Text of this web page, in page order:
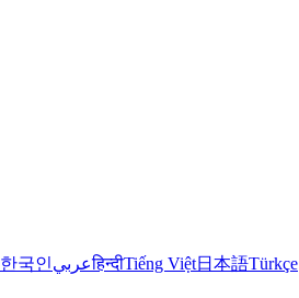
한국인عربيहिन्दीTiếng Việt日本語Türkçe